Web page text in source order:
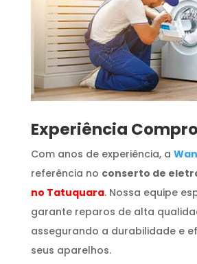
​Experiência
Com anos de experiência, a
referência no conserto de
no Tatuquara. Nossa equipe
garante reparos de alta
assegurando a durabilidade e
seus aparelhos.